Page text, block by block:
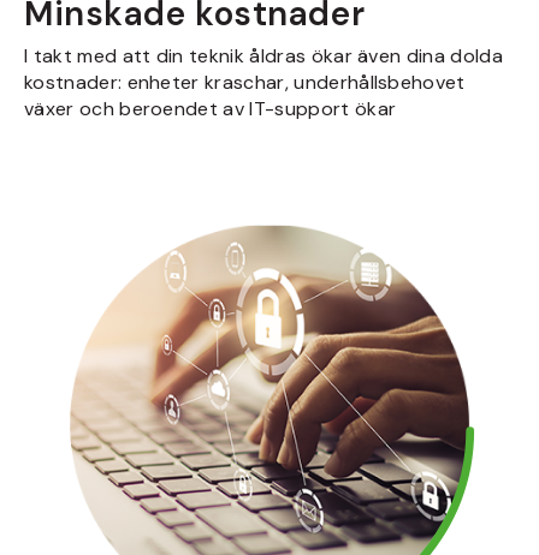
Minskade kostnader
I takt med att din teknik åldras ökar även dina dolda
kostnader: enheter kraschar, underhållsbehovet
växer och beroendet av IT-support ökar